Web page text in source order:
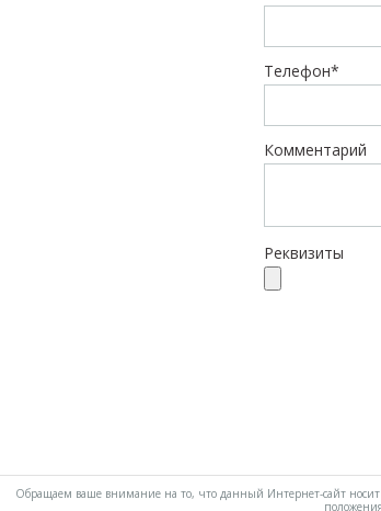
Телефон*
Комментарий
Реквизиты
Обращаем ваше внимание на то, что данный Интернет-сайт